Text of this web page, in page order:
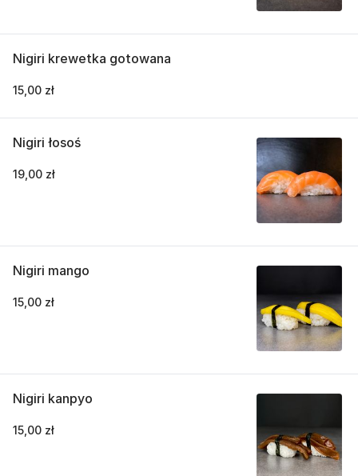
Nigiri krewetka gotowana
15,00 zł
Nigiri łosoś
19,00 zł
Nigiri mango
15,00 zł
Nigiri kanpyo
15,00 zł